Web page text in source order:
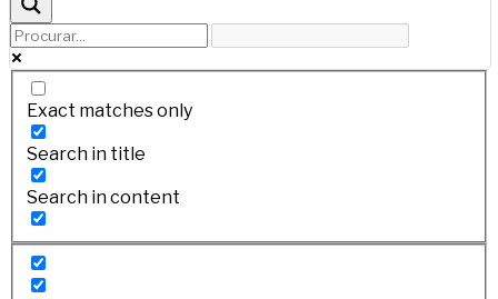
Exact matches only
Search in title
Search in content